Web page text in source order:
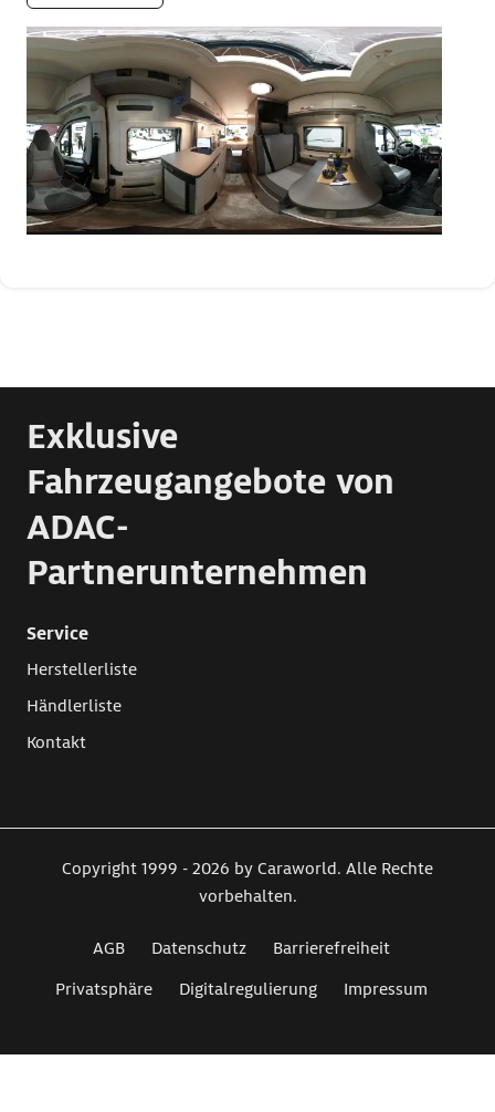
Exklusive
Fahrzeugangebote von
ADAC-
Partnerunternehmen
Service
Herstellerliste
Händlerliste
Kontakt
Copyright 1999 - 2026 by Caraworld. Alle Rechte
vorbehalten.
AGB Datenschutz
Barrierefreiheit
Privatsphäre
Digitalregulierung Impressum